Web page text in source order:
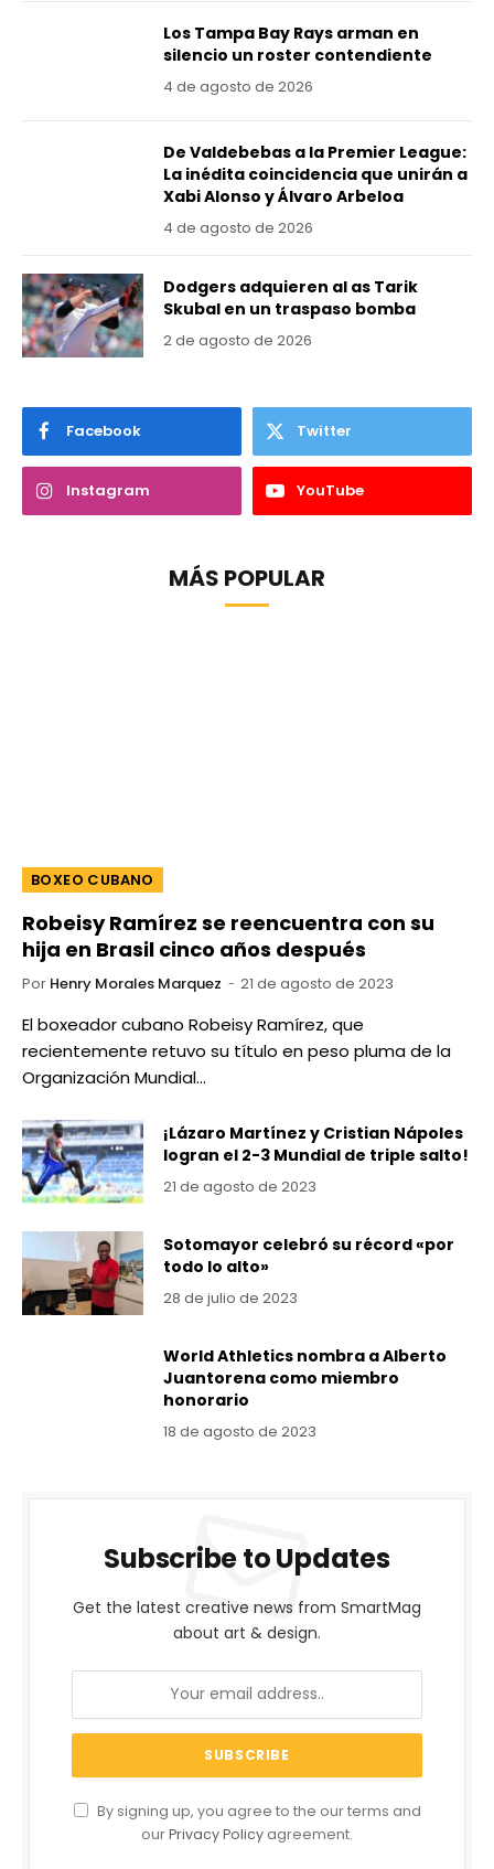
Los Tampa Bay Rays arman en
silencio un roster contendiente
4 de agosto de 2026
De Valdebebas a la Premier League:
La inédita coincidencia que unirán a
Xabi Alonso y Álvaro Arbeloa
4 de agosto de 2026
Dodgers adquieren al as Tarik
Skubal en un traspaso bomba
2 de agosto de 2026
Facebook Twitter
Instagram YouTube
MÁS POPULAR
BOXEO CUBANO
Robeisy Ramírez se reencuentra con su
hija en Brasil cinco años después
Por Henry Morales Marquez 21 de agosto de 2023
El boxeador cubano Robeisy Ramírez, que
recientemente retuvo su título en peso pluma de la
Organización Mundial…
¡Lázaro Martínez y Cristian Nápoles
logran el 2-3 Mundial de triple salto!
21 de agosto de 2023
Sotomayor celebró su récord «por
todo lo alto»
28 de julio de 2023
World Athletics nombra a Alberto
Juantorena como miembro
honorario
18 de agosto de 2023
Subscribe to Updates
Get the latest creative news from SmartMag
about art & design.
By signing up, you agree to the our terms and
ourPrivacy Policy agreement.